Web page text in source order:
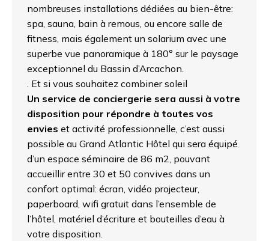
nombreuses installations dédiées au bien-être:
spa, sauna, bain à remous, ou encore salle de
fitness, mais également un solarium avec une
superbe vue panoramique à 180° sur le paysage
exceptionnel du Bassin d’Arcachon.
. Et si vous souhaitez combiner soleil
Un service de conciergerie sera aussi à votre
disposition pour répondre à toutes vos
envies et activité professionnelle, c’est aussi
possible au Grand Atlantic Hôtel qui sera équipé
d’un espace séminaire de 86 m2, pouvant
accueillir entre 30 et 50 convives dans un
confort optimal: écran, vidéo projecteur,
paperboard, wifi gratuit dans l’ensemble de
l’hôtel, matériel d’écriture et bouteilles d’eau à
votre disposition.